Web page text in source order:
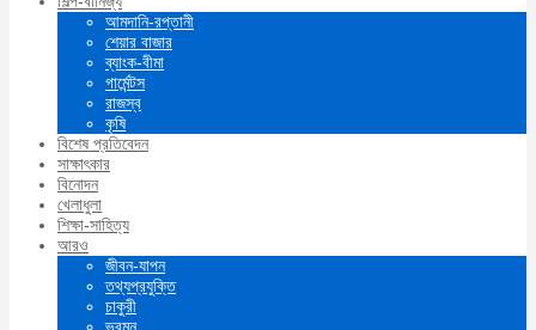
আমদানি-রপ্তানী
শেয়ার বাজার
ব্যাংক-বীমা
গার্মেন্টস
রাজস্ব
কৃষি
বিশেষ প্রতিবেদন
সাক্ষাৎকার
বিনোদন
খেলাধুলা
শিক্ষা-সাহিত্য
আরও
জীবন-যাপন
তথ্যপ্রযুক্তি
চাকুরী